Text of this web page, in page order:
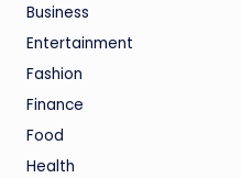
Business
Entertainment
Fashion
Finance
Food
Health